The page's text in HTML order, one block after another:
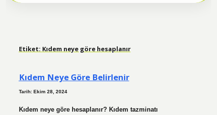
Etiket: Kıdem neye göre hesaplanır
Kıdem Neye Göre Belirlenir
Tarih: Ekim 28, 2024
Kıdem neye göre hesaplanır? Kıdem tazminatı